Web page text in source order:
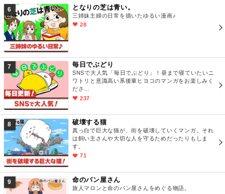
6 となりの芝は青い。
三姉妹主婦の日常を描いたゆるい漫画♪
28
7 毎日でぶどり
SNSで大人気「毎日でぶどり」！昼まで寝ていたいニ
ワトリと意識高い系後輩ヒヨコのマンガをお楽しみく
ださ…
237
8 破壊する猫
真っ白で巨大な猫が、街を破壊していくマンガ。それ
は飼い主さんや大切な人を守るためだったりもしま
す。
71
9 命のパン屋さん
旅人マロンと命のパン屋さんをめぐる物語。